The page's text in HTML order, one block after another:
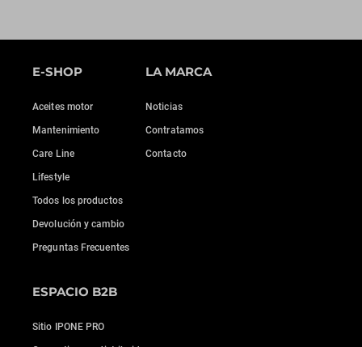
E-SHOP
Aceites motor
Mantenimiento
Care Line
Lifestyle
Todos los productos
Devolución y cambio
Preguntas Frecuentes
LA MARCA
Noticias
Contratamos
Contacto
ESPACIO B2B
Sitio IPONE PRO